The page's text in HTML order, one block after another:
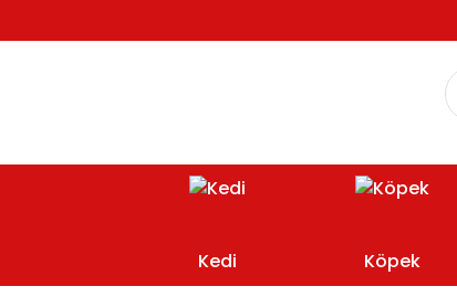
Kedi Köpek